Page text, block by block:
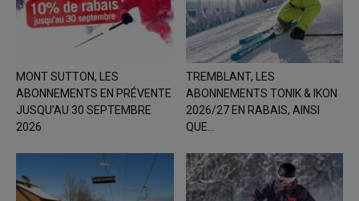
MONT SUTTON, LES
ABONNEMENTS EN PRÉVENTE
JUSQU’AU 30 SEPTEMBRE
2026
TREMBLANT, LES
ABONNEMENTS TONIK & IKON
2026/27 EN RABAIS, AINSI
QUE...